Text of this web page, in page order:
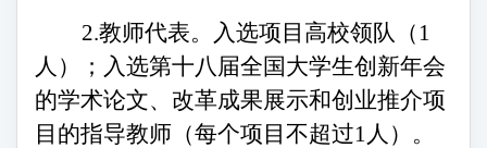
2.教师代表。入选项目高校领队（1
人）；入选第十八届全国大学生创新年会
的学术论文、改革成果展示和创业推介项
目的指导教师（每个项目不超过1人）。